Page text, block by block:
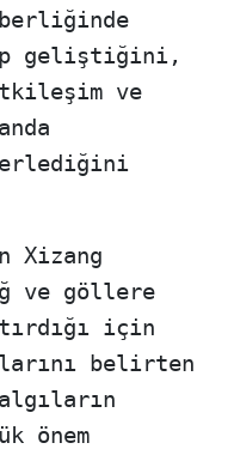
geliştiğini,
ve
Xizang
ve göllere
için
belirten
önem